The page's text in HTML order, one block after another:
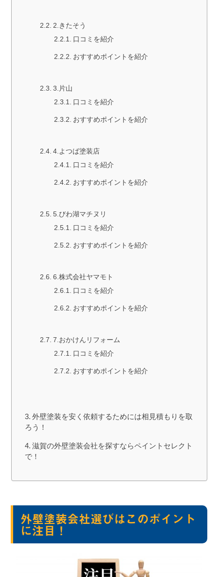
2.きたそう
口コミを紹介
おすすめポイントを紹介
3.片山
口コミを紹介
おすすめポイントを紹介
4.よつば塗装店
口コミを紹介
おすすめポイントを紹介
5.びわ湖マチヌリ
口コミを紹介
おすすめポイントを紹介
6.株式会社ヤマモト
口コミを紹介
おすすめポイントを紹介
7.おかけんリフォーム
口コミを紹介
おすすめポイントを紹介
外壁塗装を安く依頼するためには相見積もりを取
ろう！
滋賀の外壁塗装会社を探すならペイントセレクト
で！
外壁塗装会社選びはこのポイント
に注目！